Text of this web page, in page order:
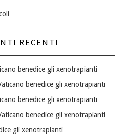
RECENTI
benedice gli xenotrapianti
benedice gli xenotrapianti
benedice gli xenotrapianti
benedice gli xenotrapianti
gli xenotrapianti